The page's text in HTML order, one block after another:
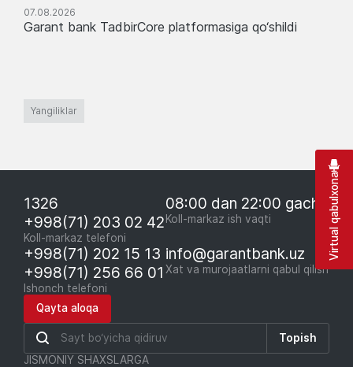
07.08.2026
Garant bank TadbirCore platformasiga qo‘shildi
Yangiliklar
1326
+998(71) 203 02 42
Koll-markaz telefoni
08:00 dan 22:00 gacha
Koll-markaz ish vaqti
+998(71) 202 15 13
+998(71) 256 66 01
Ishonch telefoni
info@garantbank.uz
Xat va murojaatlarni qabul qilish
Qayta aloqa
Topish
JISMONIY SHAXSLARGA
Virtual qabulxona